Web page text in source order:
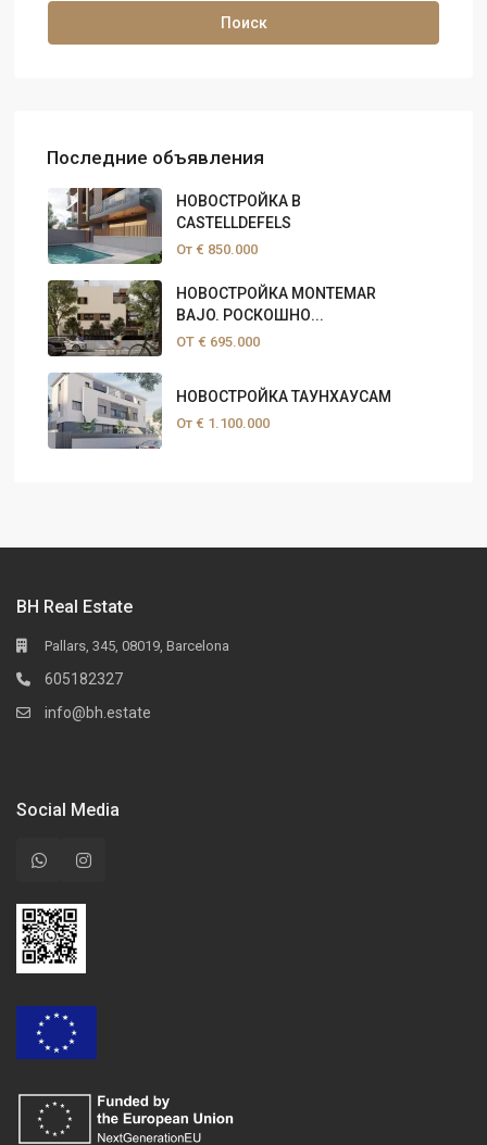
Поиск
Последние объявления
НОВОСТРОЙКА В
CASTELLDEFELS
От € 850.000
НОВОСТРОЙКА MONTEMAR
BAJO. РОСКОШНО...
ОТ € 695.000
НОВОСТРОЙКА ТАУНХАУСАМ
От € 1.100.000
BH Real Estate
Pallars, 345, 08019, Barcelona
605182327
info@bh.estate
Social Media